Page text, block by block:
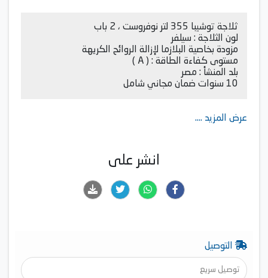
ثلاجة توشيبا 355 لتر نوفروست ، 2 باب
لون الثلاجة : سيلفر
مزودة بخاصية البلازما لإزالة الروائح الكريهة
مستوى كفاءة الطاقة : ( A )
بلد المنشأ : مصر
10 سنوات ضمان مجاني شامل
عرض المزيد ....
انشر على
التوصيل
توصيل سريع